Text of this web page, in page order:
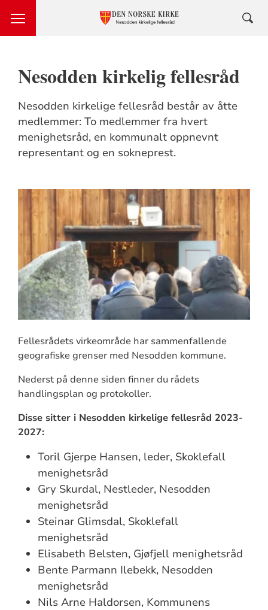
Nesodden kirkelig fellesråd
Nesodden kirkelige fellesråd består av åtte
medlemmer: To medlemmer fra hvert
menighetsråd, en kommunalt oppnevnt
representant og en sokneprest.
Fellesrådets virkeområde har sammenfallende
geografiske grenser med Nesodden kommune.
Nederst på denne siden finner du rådets
handlingsplan og protokoller.
Disse sitter i Nesodden kirkelige fellesråd 2023-
2027:
Toril Gjerpe Hansen, leder, Skoklefall
menighetsråd
Gry Skurdal, Nestleder, Nesodden
menighetsråd
Steinar Glimsdal, Skoklefall
menighetsråd
Elisabeth Belsten, Gjøfjell menighetsråd
Bente Parmann Ilebekk, Nesodden
menighetsråd
Nils Arne Haldorsen, Kommunens